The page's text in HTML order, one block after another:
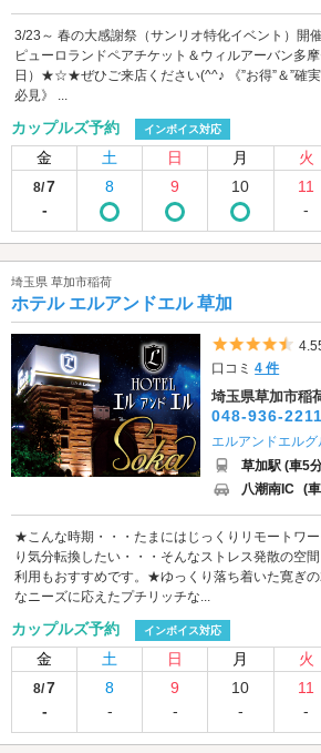
3/23～ 春の大感謝祭（サンリオ特化イベント）開
ピューロランドペアチケット＆ウィルアーバン多
日）★☆★ぜひご来店ください(^^♪ 《”お得”＆”確
必見》 ...
カップルズ予約 インボイス対応
金 土 日 月 火
8/7
-
8 9 10
11
-
埼玉県 草加市稲荷
ホテル エルアンドエル 草加
5
口コミ4 件
埼玉県草加市稲
048-936-2211
エルアンドエル
草加駅 (車5
八潮南IC (
★こんな時期・・・たまにはじっくりリモートワ
り気分転換したい・・・そんなストレス発散の空
利用もおすすめです。★ゆっくり落ち着いた寛ぎ
なニーズに応えたプチリッチな...
カップルズ予約 インボイス対応
金 土 日 月 火
8/7
-
8
-
9
-
10
-
11
-